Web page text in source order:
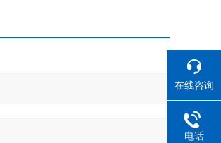
在线咨询
电话